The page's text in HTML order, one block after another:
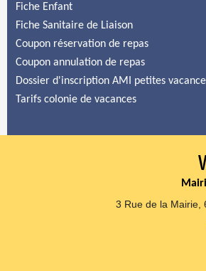
Fiche Enfant
Fiche Sanitaire de Liaison
Coupon réservation de repas
Coupon annulation de repas
Dossier d'inscription AMI petites
Tarifs colonie de vacances
3 Rue de la Mairie,